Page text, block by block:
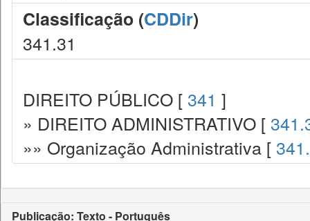
Classificação (CDDir)
341.31
DIREITO PÚBLICO [ 341 ]
» DIREITO ADMINISTRATIVO [
»» Organização Administrativa [
Publicação: Texto - Português